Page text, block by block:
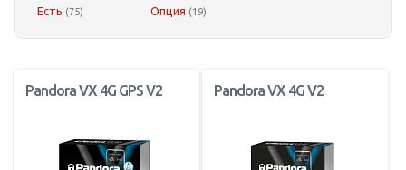
Есть (75) Опция (19)
Pandora VX 4G GPS V2 Pandora VX 4G V2